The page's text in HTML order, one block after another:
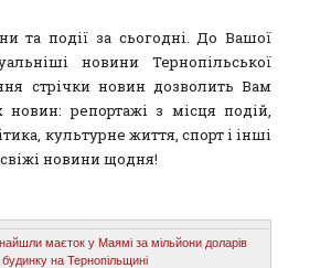
та події за сьогодні. До Вашої
новини Тернопільської
стрічки новин дозволить Вам
новин: репортажі з місця подій,
культурне життя, спорт і інші
новини щодня!
маєток у Маямі за мільйони доларів
на Тернопільщині